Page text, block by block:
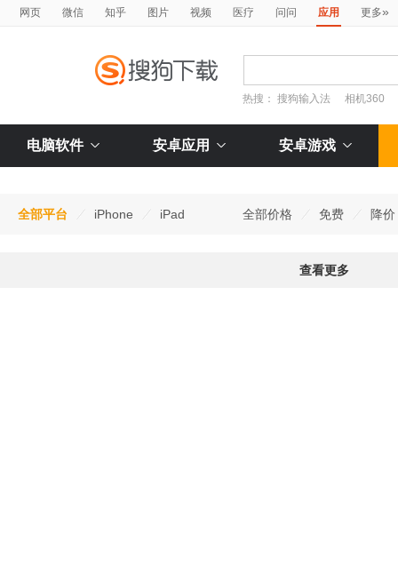
网页 微信 知乎 图片 视频 医疗 问问 应用 更多»
热搜：搜狗输入法 相机360
电脑软件 安卓应用 安卓游戏
全部平台 iPhone iPad 全部价格 免费 降价
查看更多